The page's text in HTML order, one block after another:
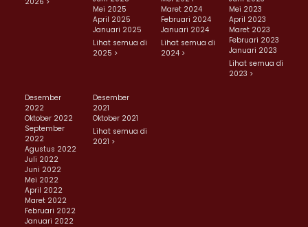
Mei 2025
April 2025
Januari 2025
Lihat semua di
2025 >
Maret 2024
Februari 2024
Januari 2024
Lihat semua di
2024 >
Mei 2023
April 2023
Maret 2023
Februari 2023
Januari 2023
Lihat semua di
2023 >
Desember
2022
Oktober 2022
September
2022
Agustus 2022
Juli 2022
Juni 2022
Mei 2022
April 2022
Maret 2022
Februari 2022
Januari 2022
Desember
2021
Oktober 2021
Lihat semua di
2021 >